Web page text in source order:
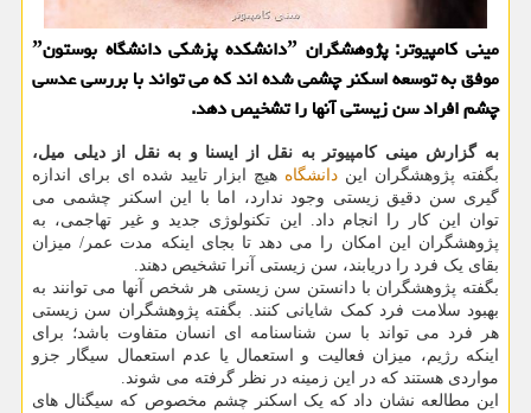
مینی كامپیوتر: پژوهشگران ˮدانشكده پزشكی دانشگاه بوستونˮ
موفق به توسعه اسكنر چشمی شده اند كه می تواند با بررسی عدسی
چشم افراد سن زیستی آنها را تشخیص دهد.
به گزارش مینی کامپیوتر به نقل از ایسنا و به نقل از دیلی میل،
بگفته پژوهشگران این دانشگاه هیچ ابزار تایید شده ای برای اندازه
گیری سن دقیق زیستی وجود ندارد، اما با این اسکنر چشمی می
توان این کار را انجام داد. این تکنولوژی جدید و غیر تهاجمی، به
پژوهشگران این امکان را می دهد تا بجای اینکه مدت عمر/ میزان
بقای یک فرد را دریابند، سن زیستی آنرا تشخیص دهند.
بگفته پژوهشگران با دانستن سن زیستی هر شخص آنها می توانند به
بهبود سلامت فرد کمک شایانی کنند. بگفته پژوهشگران سن زیستی
هر فرد می تواند با سن شناسنامه ای انسان متفاوت باشد؛ برای
اینکه رژیم، میزان فعالیت و استعمال یا عدم استعمال سیگار جزو
مواردی هستند که در این زمینه در نظر گرفته می شوند.
این مطالعه نشان داد که یک اسکنر چشم مخصوص که سیگنال های